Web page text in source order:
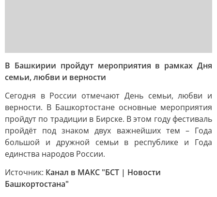
В Башкирии пройдут мероприятия в рамках Дня
семьи, любви и верности
Сегодня в России отмечают День семьи, любви и
верности. В Башкортостане основные мероприятия
пройдут по традиции в Бирске. В этом году фестиваль
пройдёт под знаком двух важнейших тем – Года
большой и дружной семьи в республике и Года
единства народов России.
Источник: Канал в МАКС "БСТ | Новости
Башкортостана"